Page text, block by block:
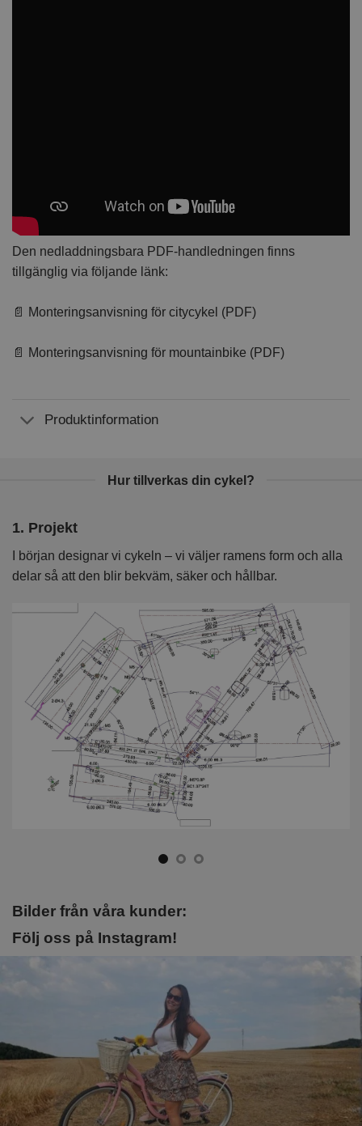
Den nedladdningsbara PDF-handledningen finns
tillgänglig via följande länk:
📄 Monteringsanvisning för citycykel (PDF)
📄 Monteringsanvisning för mountainbike (PDF)
Produktinformation
Hur tillverkas din cykel?
1. Projekt
I början designar vi cykeln – vi väljer ramens form och alla
delar så att den blir bekväm, säker och hållbar.
Bilder från våra kunder:
Följ oss på Instagram!